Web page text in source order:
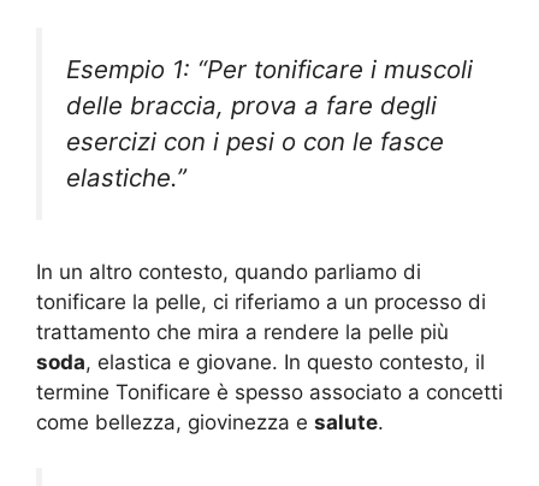
Esempio 1: “Per tonificare i muscoli
delle braccia, prova a fare degli
esercizi con i pesi o con le fasce
elastiche.”
In un altro contesto, quando parliamo di
tonificare la pelle, ci riferiamo a un processo di
trattamento che mira a rendere la pelle più
soda, elastica e giovane. In questo contesto, il
termine Tonificare è spesso associato a concetti
come bellezza, giovinezza e salute.